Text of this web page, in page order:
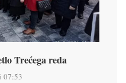
Trećega reda
07:53